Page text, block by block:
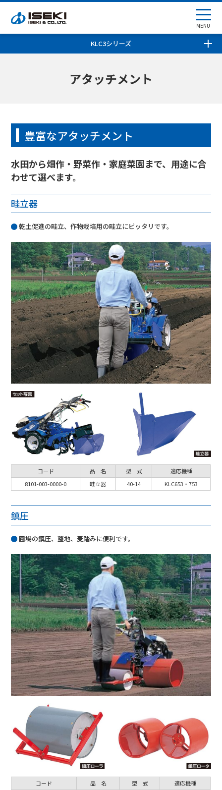
MENU
KLC3シリーズ
アタッチメント
豊富なアタッチメント
水田から畑作・野菜作・家庭菜園まで、用途に合
わせて選べます。
畦立器
乾土促進の畦立、作物栽培用の畦立にピッタリです。
コード 品 名 型 式
適応機種
8101-003-0000-0
畦立器 40-14 KLC653・753
鎮圧
圃場の鎮圧、整地、麦踏みに便利です。
コード 品 名 型 式
適応機種